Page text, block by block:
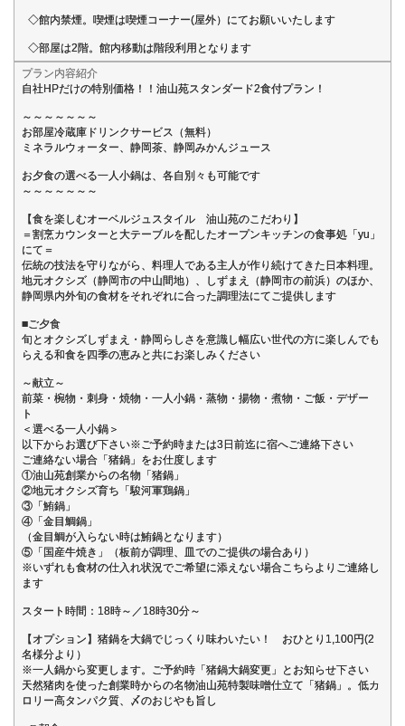
◇館内禁煙。喫煙は喫煙コーナー(屋外）にてお願いいたします
◇部屋は2階。館内移動は階段利用となります
プラン内容紹介
自社HPだけの特別価格！！油山苑スタンダード2食付プラン！
～～～～～～～
お部屋冷蔵庫ドリンクサービス（無料）
ミネラルウォーター、静岡茶、静岡みかんジュース
お夕食の選べる一人小鍋は、各自別々も可能です
～～～～～～～
【食を楽しむオーベルジュスタイル 油山苑のこだわり】
＝割烹カウンターと大テーブルを配したオープンキッチンの食事処「yu」
にて＝
伝統の技法を守りながら、料理人である主人が作り続けてきた日本料理。
地元オクシズ（静岡市の中山間地）、しずまえ（静岡市の前浜）のほか、
静岡県内外旬の食材をそれぞれに合った調理法にてご提供します
■ご夕食
旬とオクシズしずまえ・静岡らしさを意識し幅広い世代の方に楽しんでも
らえる和食を四季の恵みと共にお楽しみください
～献立～
前菜・椀物・刺身・焼物・一人小鍋・蒸物・揚物・煮物・ご飯・デザー
ト
＜選べる一人小鍋＞
以下からお選び下さい※ご予約時または3日前迄に宿へご連絡下さい
ご連絡ない場合「猪鍋」をお仕度します
①油山苑創業からの名物「猪鍋」
②地元オクシズ育ち「駿河軍鶏鍋」
③「鮪鍋」
④「金目鯛鍋」
（金目鯛が入らない時は鮪鍋となります）
⑤「国産牛焼き」（板前が調理、皿でのご提供の場合あり）
※いずれも食材の仕入れ状況でご希望に添えない場合こちらよりご連絡し
ます
スタート時間：18時～／18時30分～
【オプション】猪鍋を大鍋でじっくり味わいたい！ おひとり1,100円(2
名様分より）
※一人鍋から変更します。ご予約時「猪鍋大鍋変更」とお知らせ下さい
天然猪肉を使った創業時からの名物油山苑特製味噌仕立て「猪鍋」。低カ
ロリー高タンパク質、〆のおじやも旨し